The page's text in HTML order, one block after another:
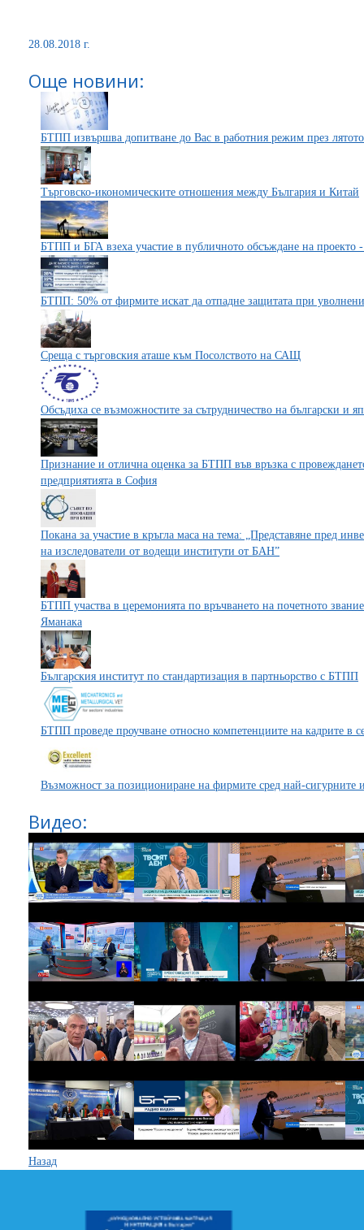
28.08.2018 г.
Още новини:
БТПП извършва допитване до Вас в работния режим през
Търговско-икономическите отношения между България и Китай
БТПП и БГА взеха участие в публичното обсъждане на
БТПП: 50% от фирмите искат да отпадне защитата при
Среща с търговския аташе към Посолството на САЩ
Обсъдиха се възможностите за сътрудничество на български и
Признание и отлична оценка за БТПП във връзка с
предприятията в София
Покана за участие в кръгла маса на тема: „Представяне пред
на изследователи от водещи институти от БАН”
БТПП участва в церемонията по връчването на почетното
Яманака
Българския институт по стандартизация в партньорство с БТПП
БТПП проведе проучване относно компетенциите на кадрите в
Възможност за позициониране на фирмите сред най-сигурните
Видео:
Назад